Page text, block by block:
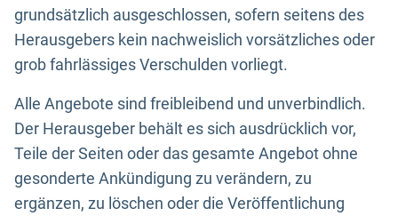
grundsätzlich ausgeschlossen, sofern seitens des
Herausgebers kein nachweislich vorsätzliches oder
grob fahrlässiges Verschulden vorliegt.
Alle Angebote sind freibleibend und unverbindlich.
Der Herausgeber behält es sich ausdrücklich vor,
Teile der Seiten oder das gesamte Angebot ohne
gesonderte Ankündigung zu verändern, zu
ergänzen, zu löschen oder die Veröffentlichung